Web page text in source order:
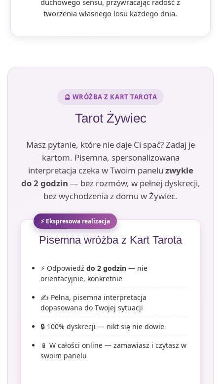
tworzenia własnego losu każdego dnia.
🔮 WRÓŻBA Z KART TAROTA
Tarot Żywiec
Masz pytanie, które nie daje Ci spać? Zadaj je
kartom. Pisemna, spersonalizowana
interpretacja czeka w Twoim panelu zwykle
do 2 godzin — bez rozmów, w pełnej dyskrecji,
bez wychodzenia z domu w Żywiec.
⚡ Ekspresowa realizacja
Pisemna wróżba z Kart Tarota
⚡ Odpowiedź do 2 godzin — nie
orientacyjnie, konkretnie
✍️ Pełna, pisemna interpretacja
dopasowana do Twojej sytuacji
🔒 100% dyskrecji — nikt się nie dowie
📱 W całości online — zamawiasz i czytasz w
swoim panelu